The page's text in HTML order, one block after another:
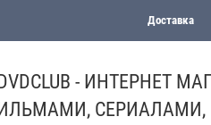
Доставка
- ИНТЕРНЕТ